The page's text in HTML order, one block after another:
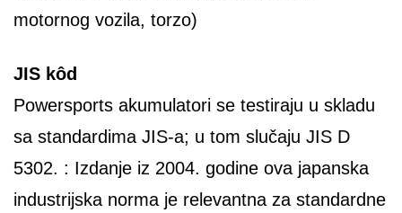
motornog vozila, torzo)
JIS kôd
Powersports akumulatori se testiraju u skladu
sa standardima JIS-a; u tom slučaju JIS D
5302. : Izdanje iz 2004. godine ova japanska
industrijska norma je relevantna za standardne